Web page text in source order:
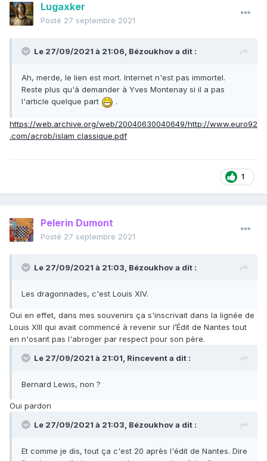
Lugaxker
Posté 27 septembre 2021
Le 27/09/2021 à 21:06, Bézoukhova dit :
Ah, merde, le lien est mort. Internet n'est pas immortel.
Reste plus qu'à demander à Yves Montenay si il a pas
l'article quelque part
.
https://web.archive.org/web/20040630040649/http://www.euro92
.com/acrob/islam classique.pdf
1
Pelerin Dumont
Posté 27 septembre 2021
Le 27/09/2021 à 21:03, Bézoukhova dit :
Les dragonnades, c'est Louis XIV.
Oui en effet, dans mes souvenirs ça s'inscrivait dans la lignée de
Louis XIII qui avait commencé à revenir sur l’Édit de Nantes tout
en n'osant pas l'abroger par respect pour son père.
Le 27/09/2021 à 21:01, Rinceventa dit :
Bernard Lewis, non ?
Oui pardon
Le 27/09/2021 à 21:03, Bézoukhova dit :
Et comme je dis, tout ça c'est 20 après l'édit de Nantes. Dire